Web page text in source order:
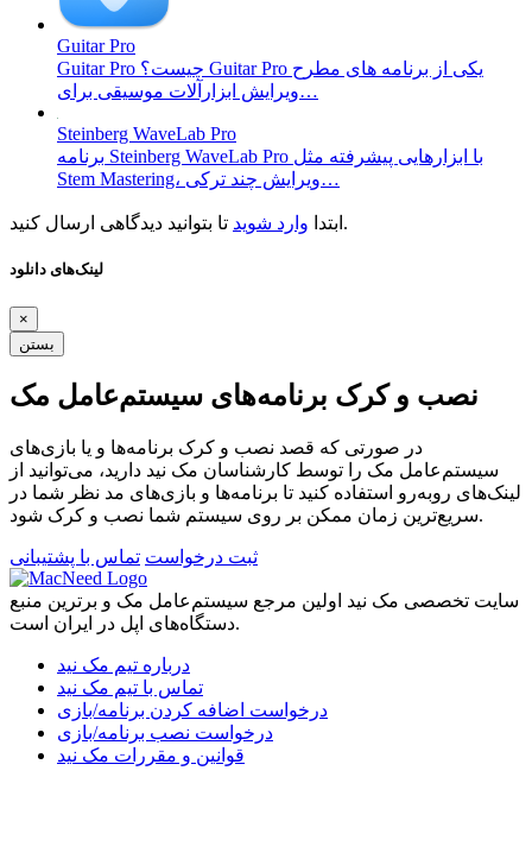
Guitar Pro
Guitar Pro چیست؟ Guitar Pro یکی از برنامه های مطرح
ویرایش ابزارآلات موسیقی برای…
Steinberg WaveLab Pro
برنامه Steinberg WaveLab Pro با ابزار‌هایی پیشرفته مثل
Stem Mastering، ویرایش چند ترکی…
ابتدا وارد شوید تا بتوانید دیدگاهی ارسال کنید.
لینک‌های دانلود
×
بستن
نصب و کرک برنامه‌های سیستم‌عامل مک
در صورتی که قصد نصب و کرک برنامه‌ها و یا بازی‌های
سیستم‌عامل مک را توسط کارشناسان مک نید دارید، می‌توانید از
لینک‌های رو‌به‌رو استفاده کنید تا برنامه‌ها و بازی‌های مد نظر شما در
سریع‌ترین زمان ممکن بر روی سیستم شما نصب و کرک شود.
ثبت درخواست تماس با پشتیبانی
سایت تخصصی مک نید اولین مرجع سیستم‌عامل مک و برترین منبع
دستگاه‌های اپل در ایران است.
درباره تیم مک نید
تماس با تیم مک نید
درخواست اضافه کردن برنامه/بازی
درخواست نصب برنامه/بازی
قوانین و مقررات مک نید